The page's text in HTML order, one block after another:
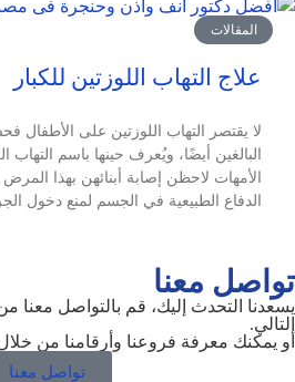
المقالات
علاج التهاب اللوزتين للكبار
لا يقتصر التهاب اللوزتين على
البالغين أيضًا، ويُعرف حينها باسم التهاب
الأمهات لاحظن إصابة أبنائهن بهذا
الدفاع الطبيعية في الجسم لمنع دخول
تواصل معنا
يسعدنا التحدث إليك، قم بالتواصل معنا
التالي.
أو يمكنك معرفة فروعنا وأرقامنا من خلال
تواصل معنا